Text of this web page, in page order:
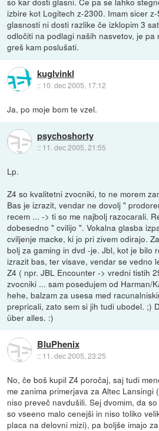
izbire kot Logitech z-2300. Imam sicer
glasnosti ni dosti razlike če izklopim 3
odločiti na podlagi naših nasvetov, je pa
greš kam poslušati.
kuglvinkl
:: 10. dec 2005, 17:12
Ja, po moje bom te vzel.
psychoshorty
:: 11. dec 2005, 21:55
Lp.
Z4 so kvalitetni zvocniki, to ne morem
Bas je izrazit, vendar ne dovolj "
recem ... -> ti so me najbolj razocarali.
dobesedno " cvilijo ". Vokalna glasba
cviljenje macke, ki jo pri zivem odirajo.
bolj za gaming in dvd -je. Jbl, kot je bilo
izrazit bas, ter visave, vendar se vedno
Z4 ( npr. JBL Encounter -> vredni tistih
zvocniki ... sam posedujem od Harman/
hehe, balzam za usesa med
prepricali, zato sem si jih tudi ubodel. ;)
über alles. :)
BluPhenix
:: 11. dec 2005, 23:25
No, če boš kupil Z4 poročaj, saj tudi
me zanima primerjava za Altec Lansingi
niso preveč navdušili. Sej dvomim, da
so vseeno malo cenejši in niso toliko
placa na delovni mizi), pa boljše imajo